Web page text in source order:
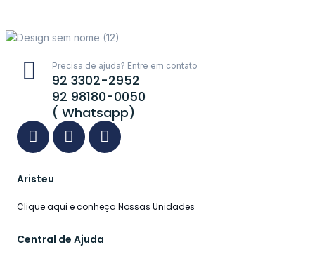
Precisa de ajuda? Entre em contato
92 3302-2952
92 98180-0050
( Whatsapp)
Aristeu
Clique aqui e conheça Nossas Unidades
Central de Ajuda